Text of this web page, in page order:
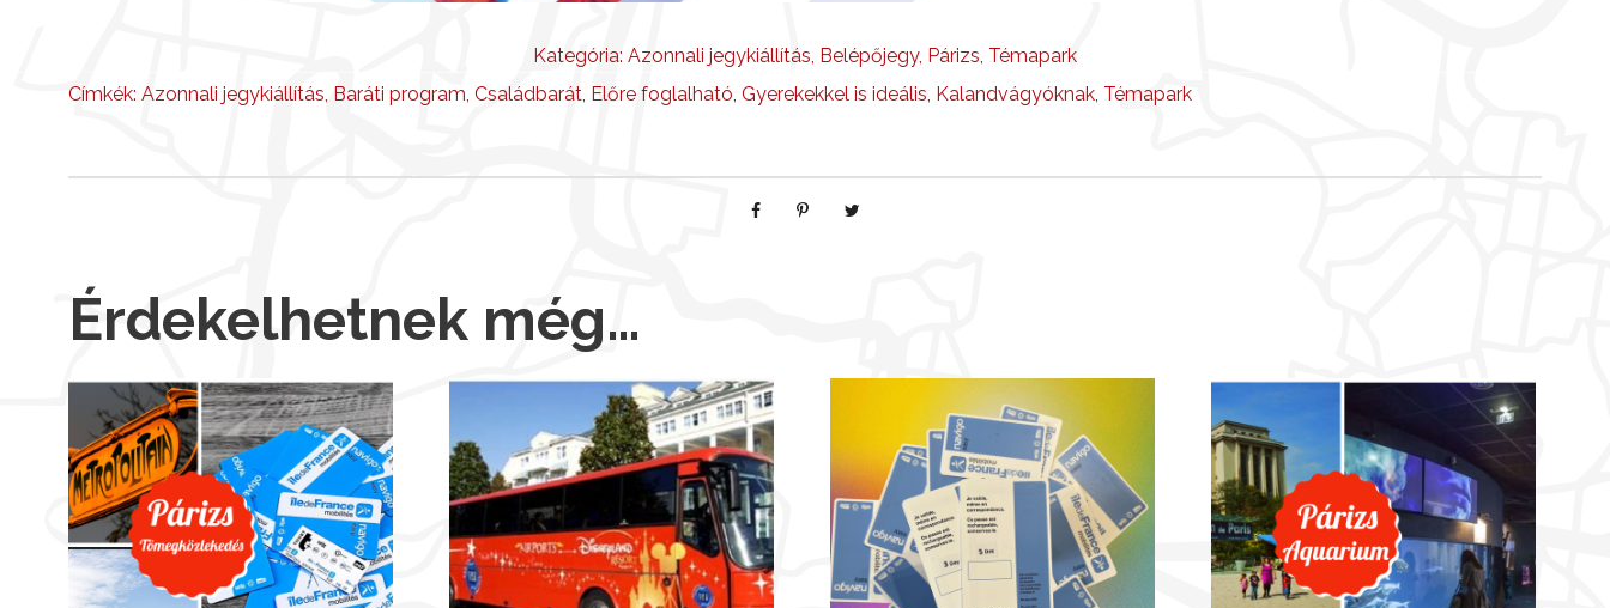
Kategória: Azonnali jegykiállítás Belépőjegy, Párizs Témapark
Címkék: Azonnali jegykiállítás Baráti program Családbarát Előre foglalható Gyerekekkel is ideális Kalandvágyóknak Témapark
Érdekelhetnek még…